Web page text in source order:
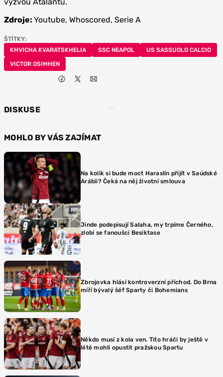
Zdroje: Youtube, Whoscored, Serie A
ŠTÍTKY:
KHVICHA KVARATSKHELIA
SSC NEAPOL
US SASSUOLO CALCIO
VICTOR OSIMHEN
DISKUSE
MOHLO BY VÁS ZAJÍMAT
Na kolik si bude moct Haraslín přijít v Saúdské
Arábii? Čeká na něj životní smlouva
Jinde podepisují Salaha, my trpíme Černého,
zlobí se fanoušci Besiktase
Zbrojovka hlásí kontroverzní příchod. Do Brna
míří bývalý šéf Sparty či Bohemians
Někdo musí z kola ven. Tito hráči by ještě v
létě mohli opustit pražskou Spartu